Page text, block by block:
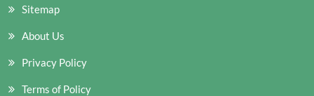
Sitemap
About Us
Privacy Policy
Terms of Policy